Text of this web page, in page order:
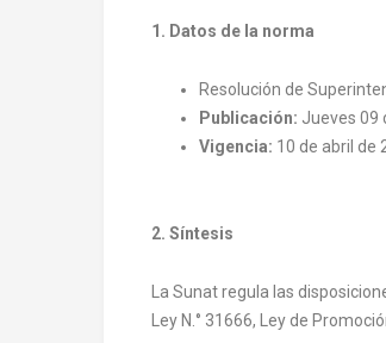
1. Datos de la norma
Resolución de
Publicación: Jueves 09
Vigencia: 10 de abril de
2. Síntesis
La Sunat regula las
Ley N.° 31666, Ley de